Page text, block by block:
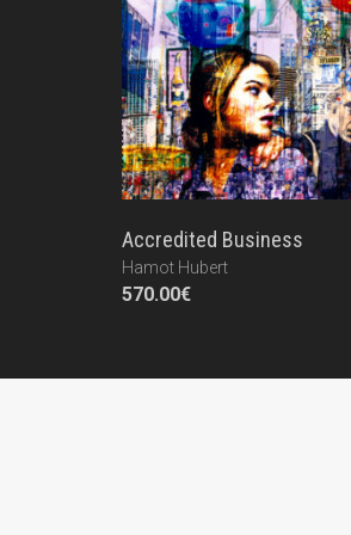
Accredited Business
Hamot Hubert
570.00€